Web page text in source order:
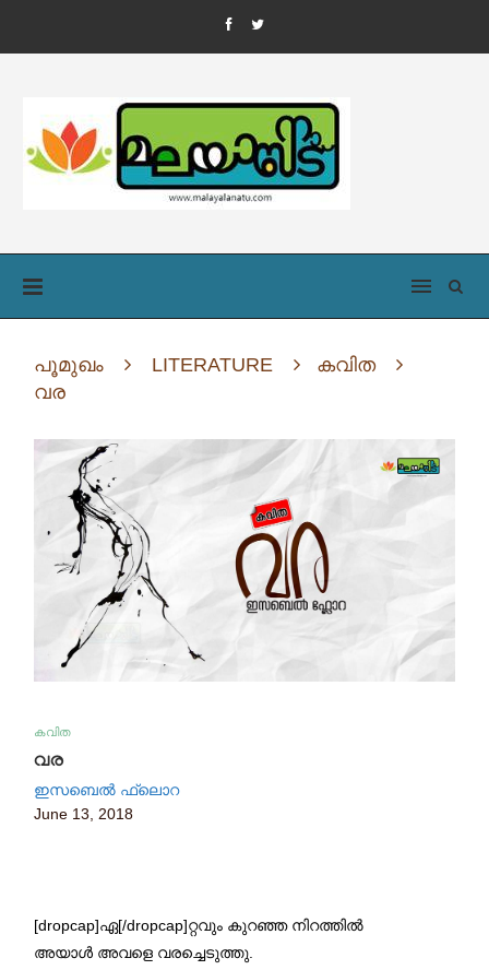
പൂമുഖം LITERATURE
കവിത
വര
കവിത
വര
ഇസബെൽ ഫ്ലൊറ
June 13, 2018
[dropcap]ഏ[/dropcap]റ്റവും കുറഞ്ഞ നിറത്തിൽ
അയാൾ അവളെ വരച്ചെടുത്തു.